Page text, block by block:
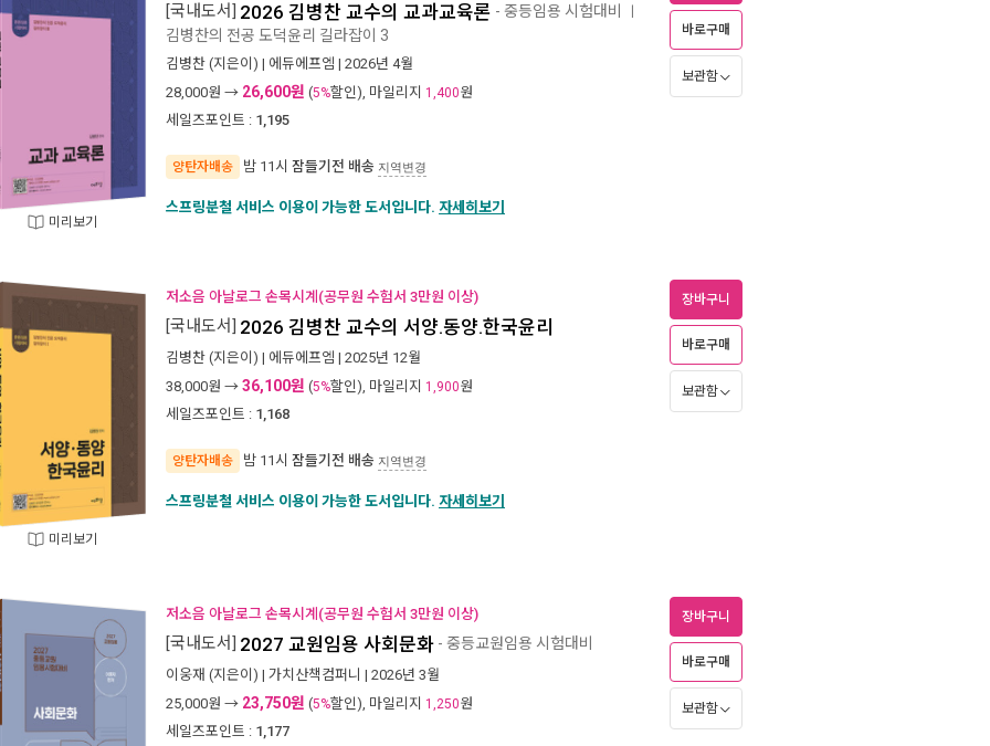
미리보기
[국내도서] 2026 김병찬 교수의 교과교육론 - 중등임용 시험대비
김병찬의 전공 도덕윤리 길라잡이 3
김병찬 (지은이) | 에듀에프엠 | 2026년 4월
28,000원 → 26,600원 (5%할인), 마일리지 1,400원
세일즈포인트 : 1,195
양탄자배송 밤 11시 잠들기전 배송 지역변경
바로구매
보관함
스프링분철 서비스 이용이 가능한 도서입니다. 자세히보기
미리보기
저소음 아날로그 손목시계(공무원 수험서 3만원 이상)
[국내도서] 2026 김병찬 교수의 서양.동양.한국윤리
김병찬 (지은이) | 에듀에프엠 | 2025년 12월
38,000원 → 36,100원 (5%할인), 마일리지 1,900원
세일즈포인트 : 1,168
양탄자배송 밤 11시 잠들기전 배송 지역변경
장바구니
바로구매
보관함
스프링분철 서비스 이용이 가능한 도서입니다. 자세히보기
저소음 아날로그 손목시계(공무원 수험서 3만원 이상)
[국내도서] 2027 교원임용 사회문화 - 중등교원임용 시험대비
이웅재 (지은이) | 가치산책컴퍼니 | 2026년 3월
25,000원 → 23,750원 (5%할인), 마일리지 1,250원
세일즈포인트 : 1,177
장바구니
바로구매
보관함